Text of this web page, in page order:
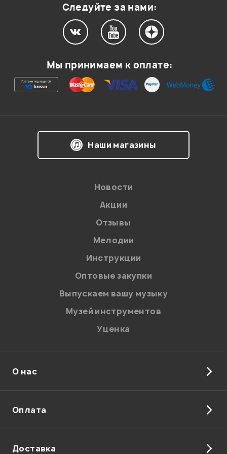
Ваша оценка:
на обработку персональных данных в
Политикой в отношении обработки
персональных данных.
Введите проверочное число:
Отправить
Следуйте за нами:
Мы принимаем к оплате:
Наши магазины
Новости
Акции
Отзывы
Мелодии
Инструкции
Оптовые закупки
Выпускаем вашу музыку
Музей инструментов
Уценка
О нас
Оплата
Доставка